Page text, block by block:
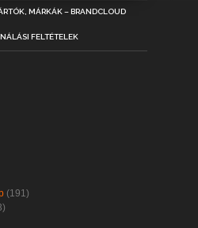
MÁRKÁK – BRANDCLOUD
FELTÉTELEK
(191)